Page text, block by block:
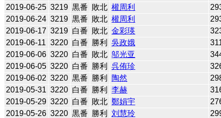
2019-06-25 3219 黒番 敗北 權周利
2019-06-24 3219 黒番 敗北 權周利
2019-06-17 3219 白番 敗北 金彩瑛
2019-06-11 3220 白番 勝利 吳政娥
2019-06-06 3220 白番 敗北 邬光亚
2019-06-05 3220 白番 勝利 呉侑珍
2019-06-02 3220 黒番 勝利 陶然
2019-05-31 3220 白番 勝利 李赫
2019-05-29 3220 白番 敗北 鄭娟宇
2019-05-26 3220 黒番 勝利 刘慧玲